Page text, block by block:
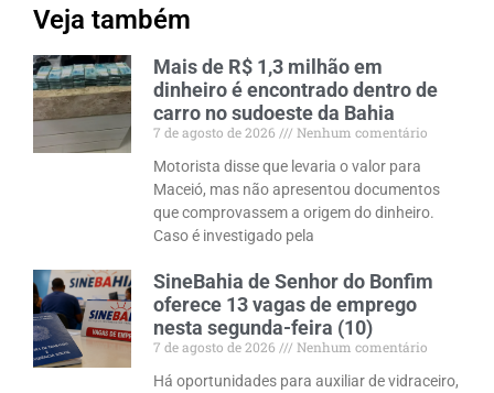
Veja também
Mais de R$ 1,3 milhão em
dinheiro é encontrado dentro de
carro no sudoeste da Bahia
7 de agosto de 2026
Nenhum comentário
Motorista disse que levaria o valor para
Maceió, mas não apresentou documentos
que comprovassem a origem do dinheiro.
Caso é investigado pela
SineBahia de Senhor do Bonfim
oferece 13 vagas de emprego
nesta segunda-feira (10)
7 de agosto de 2026
Nenhum comentário
Há oportunidades para auxiliar de vidraceiro,